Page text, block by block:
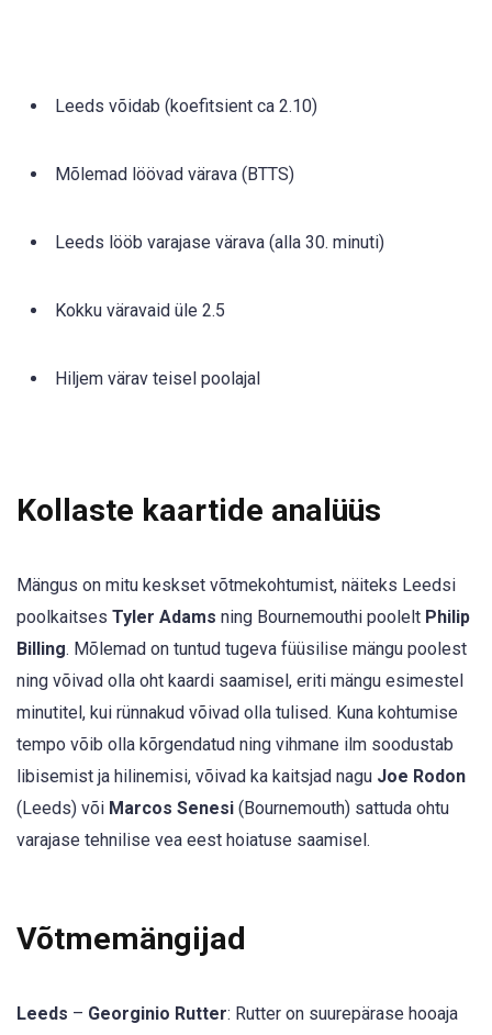
Leeds võidab (koefitsient ca 2.10)
Mõlemad löövad värava (BTTS)
Leeds lööb varajase värava (alla 30. minuti)
Kokku väravaid üle 2.5
Hiljem värav teisel poolajal
Kollaste kaartide analüüs
Mängus on mitu keskset võtmekohtumist, näiteks Leedsi
poolkaitses Tyler Adams ning Bournemouthi poolelt Philip
Billing. Mõlemad on tuntud tugeva füüsilise mängu poolest
ning võivad olla oht kaardi saamisel, eriti mängu esimestel
minutitel, kui rünnakud võivad olla tulised. Kuna kohtumise
tempo võib olla kõrgendatud ning vihmane ilm soodustab
libisemist ja hilinemisi, võivad ka kaitsjad nagu Joe Rodon
(Leeds) või Marcos Senesi (Bournemouth) sattuda ohtu
varajase tehnilise vea eest hoiatuse saamisel.
Võtmemängijad
Leeds – Georginio Rutter: Rutter on suurepärase hooaja